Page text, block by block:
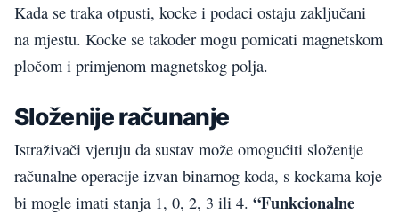
Kada se traka otpusti, kocke i podaci ostaju zaključani
na mjestu. Kocke se također mogu pomicati magnetskom
pločom i primjenom magnetskog polja.
Složenije računanje
Istraživači vjeruju da sustav može omogućiti složenije
računalne operacije izvan binarnog koda, s kockama koje
bi mogle imati stanja 1, 0, 2, 3 ili 4. “Funkcionalne